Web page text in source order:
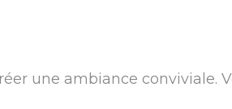
une ambiance conviviale.